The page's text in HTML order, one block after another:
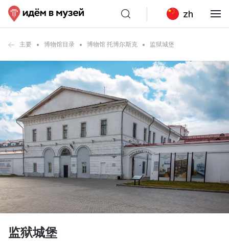
zh
主要 博物馆目录 博物馆 托博尔斯克 监狱城堡
监狱城堡